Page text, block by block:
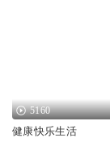
5160
健康快乐生活